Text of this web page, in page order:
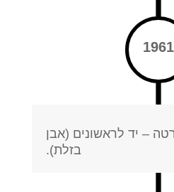
1961
– יד לראשונים (אבן
בזלת).